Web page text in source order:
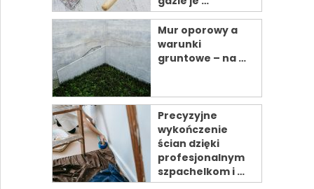
Mur oporowy a
warunki
gruntowe – na …
Precyzyjne
wykończenie
ścian dzięki
profesjonalnym
szpachelkom i …